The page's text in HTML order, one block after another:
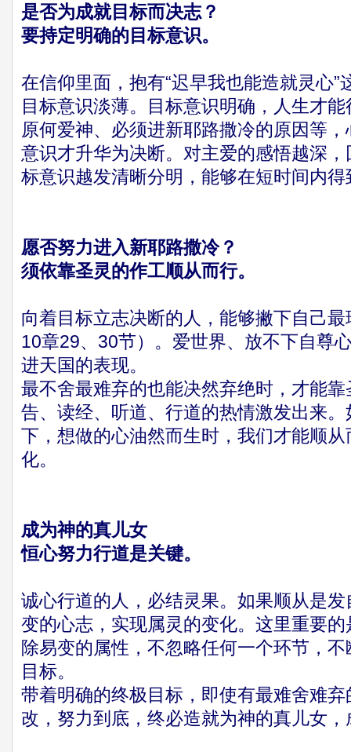
是否为成就目标而决志？
要持定明确的目标意识。
在信仰里面，抱有“迟早我也能造就灵心”
目标意识淡薄。目标意识明确，人生才
原何爱神、必须进新耶路撒冷的原因等
意识才升华为决断。对主爱的感悟越深
标意识越发清晰分明，能够在短时间内
愿否努力进入新耶路撒冷？
须依靠圣灵的作工顺从而行。
向着目标立志决断的人，能够撇下自己
10章29、30节）。爱世界、放不下自尊
进天国的表现。
最不舍最难弃的也能决然弃绝时，才能
告、读经、听道、行道的热情激发出来
下，想做的心油然而生时，我们才能顺
化。
成为神的真儿女
恒心努力行道是关键。
诚心行道的人，必结灵果。如果顺从是
变的心志，实现属灵的变化。这里重要
除易变的属性，不忽略任何一个环节，
目标。
带着明确的终极目标，即使有最难舍难
改，努力到底，终必造就为神的真儿女